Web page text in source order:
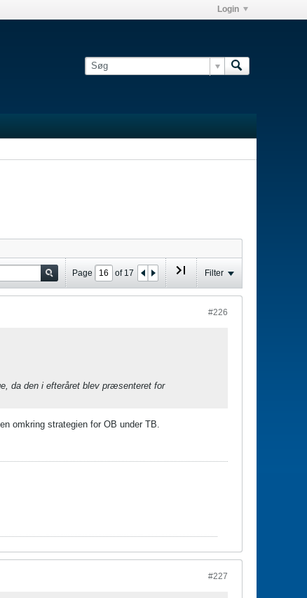
Login
Page of 17 Filter
#226
da den i efteråret blev præsenteret for
omkring strategien for OB under TB.
#227